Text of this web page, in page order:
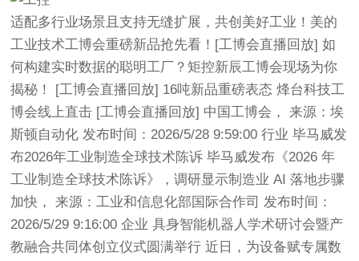
适配多行业场景且支持无缝扩展，共创美好工业！美的
工业技术工博会重磅新品抢先看！[工博会直播回放] 如
何构建实时数据的聪明工厂？矩控新辰工博会现场为你
揭秘！ [工博会直播回放] 16吨新品重磅表态 烽台科技工
博会线上直击 [工博会直播回放] 中国工博会， 来源：埃
斯顿自动化 发布时间：2026/5/28 9:59:00 行业 毕马威发
布2026年工业制造全球技术陈诉 毕马威发布《2026 年
工业制造全球技术陈诉》，调研显示制造业 AI 落地步骤
加快， 来源：工业和信息化部国际合作司 发布时间：
2026/5/29 9:16:00 企业 具身智能机器人学术研讨会暨产
教融合共同体创立仪式圆满举行 近日，为设备赋专属数